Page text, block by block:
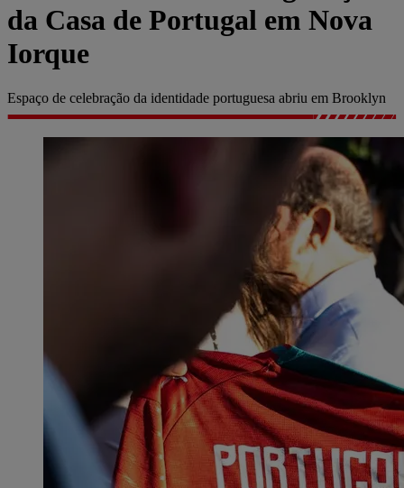
da Casa de Portugal em Nova
Iorque
Espaço de celebração da identidade portuguesa abriu em Brooklyn